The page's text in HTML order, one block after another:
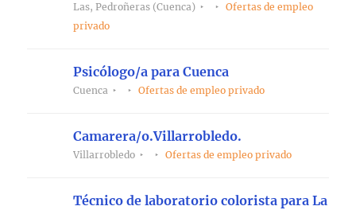
Las, Pedroñeras (Cuenca)
Ofertas de empleo
privado
Psicólogo/a para Cuenca
Cuenca Ofertas de empleo privado
Camarera/o.Villarrobledo.
Villarrobledo Ofertas de empleo privado
Técnico de laboratorio colorista para La